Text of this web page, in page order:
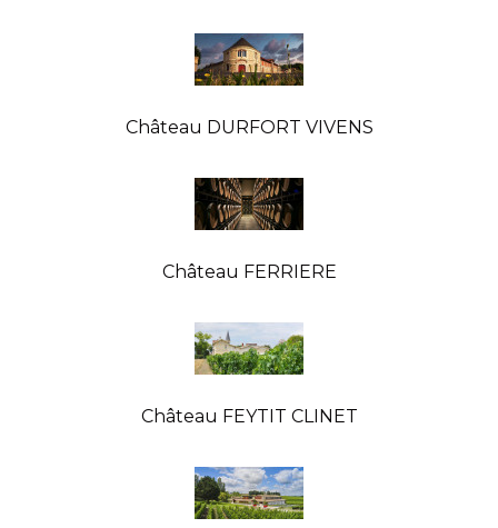
Château DURFORT VIVENS
Château FERRIERE
Château FEYTIT CLINET